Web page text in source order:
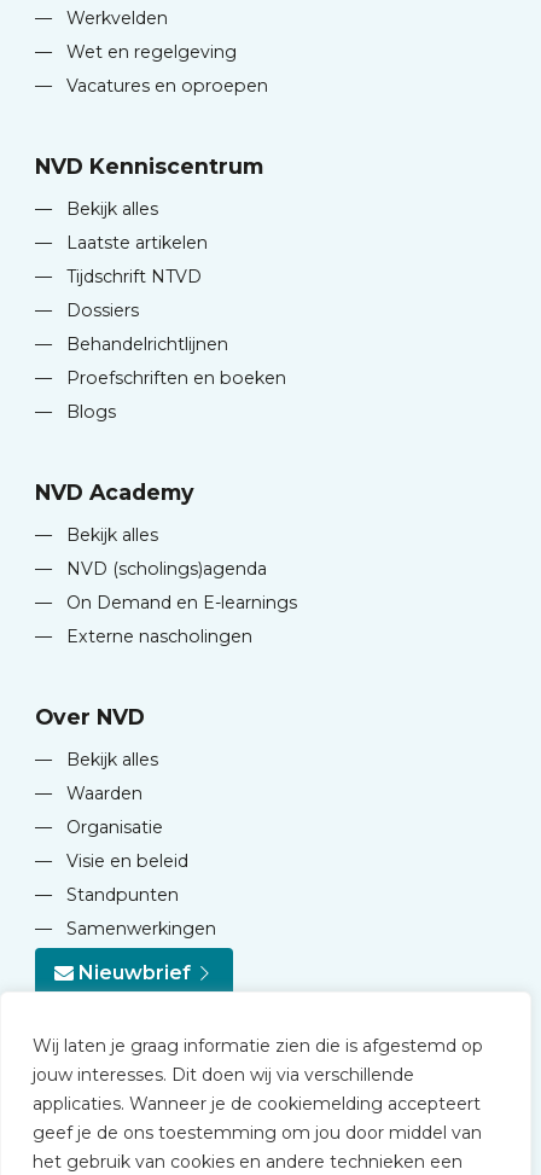
Wij laten je graag informatie zien die is afgestemd op
jouw interesses. Dit doen wij via verschillende
applicaties. Wanneer je de cookiemelding accepteert
geef je de ons toestemming om jou door middel van
het gebruik van cookies en andere technieken een
—
Werkvelden
—
Wet en regelgeving
—
Vacatures en oproepen
NVD Kenniscentrum
—
Bekijk alles
—
Laatste artikelen
—
Tijdschrift NTVD
—
Dossiers
—
Behandelrichtlijnen
—
Proefschriften en boeken
—
Blogs
NVD Academy
—
Bekijk alles
—
NVD (scholings)agenda
—
On Demand en E-learnings
—
Externe nascholingen
Over NVD
—
Bekijk alles
—
Waarden
—
Organisatie
—
Visie en beleid
—
Standpunten
—
Samenwerkingen
Nieuwbrief
© 2026 NVD